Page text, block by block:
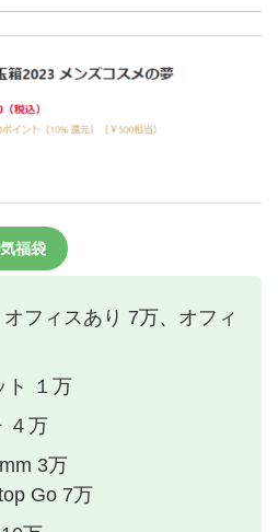
福袋
フィスあり 7万、オフィ
ト １万
４万
3万
Go 7万